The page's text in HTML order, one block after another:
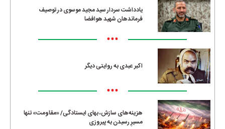
یادداشت سردار سید مجید موسوی در توصیف
فرماندهان شهید هوافضا
•••
اکبر عبدی به روایتی دیگر
•••
هزینه‌های سازش، بهای ایستادگی/ «مقاومت» تنها
مسیرِ رسیدن به پیروزی